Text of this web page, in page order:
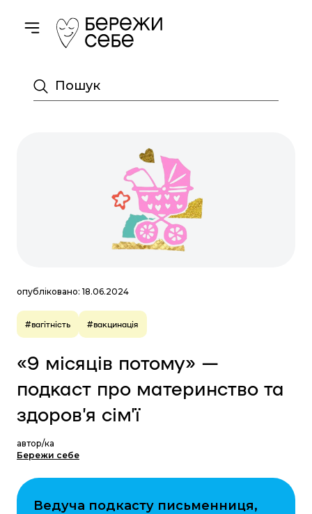
Toggle navigation
Пошук
опубліковано: 18.06.2024
#вагітність #вакцинація
«9 місяців потому» —
подкаст про материнство та
здоровʼя сімʼї
автор/ка
Бережи себе
Ведуча подкасту письменниця,